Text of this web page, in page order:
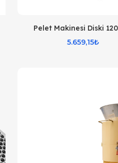
Pelet Makinesi Diski
5.659,15₺